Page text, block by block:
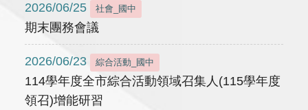
2026/06/25 社會_國中
期末團務會議
2026/06/23 綜合活動_國中
114學年度全市綜合活動領域召集人(115學年度
領召)增能研習